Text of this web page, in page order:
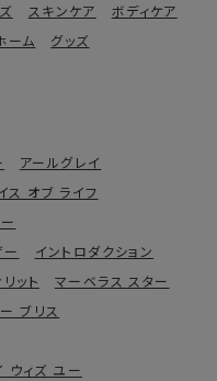
スキンケア
ボディケア
ーム
グッズ
アールグレイ
ス オブ ライフ
イントロダクション
ット
マーベラス スター
ブリス
ウィズ ユー